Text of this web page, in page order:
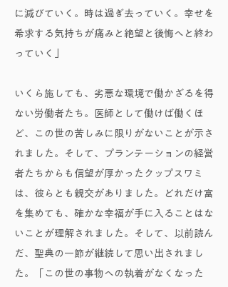
に滅びていく。時は過ぎ去っていく。幸せを
希求する気持ちが痛みと絶望と後悔へと終わ
っていく」
いくら施しても、劣悪な環境で働かざるを得
ない労働者たち。医師として働けば働くほ
ど、この世の苦しみに限りがないことが示さ
れました。そして、プランテーションの経営
者たちからも信望が厚かったクップスワミ
は、彼らとも親交がありました。どれだけ富
を集めても、確かな幸福が手に入ることはな
いことが理解されました。そして、以前読ん
だ、聖典の一節が継続して思い出されまし
た。「この世の事物への執着がなくなった